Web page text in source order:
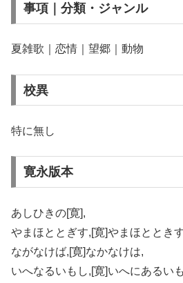
事項｜分類・ジャンル
夏雑歌｜恋情｜望郷｜動物
校異
特に無し
寛永版本
あしひきの[寛],
やまほととぎす,[寛]やまほととき
ながなけば,[寛]なかなけは,
いへなるいもし,[寛]いへにあるい